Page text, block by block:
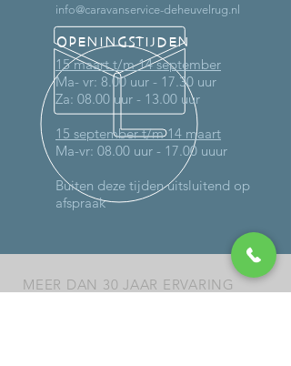
info@caravanservice-deheuvelrug.nl
OPENINGSTIJDEN
15 maart t/m 14 september
Ma- vr: 8.00 uur - 17.30 uur
Za: 08.00 uur - 13.00 uur
15 september t/m 14 maart
Ma-vr: 08.00 uur - 17.00 uuur
Buiten deze tijden uitsluitend op
afspraak
MEER DAN 30 JAAR ERVARING